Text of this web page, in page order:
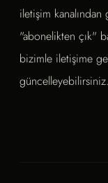
iletişim kanalından
"abonelikten çık"
bizimle iletişime
güncelleyebilirsiniz.